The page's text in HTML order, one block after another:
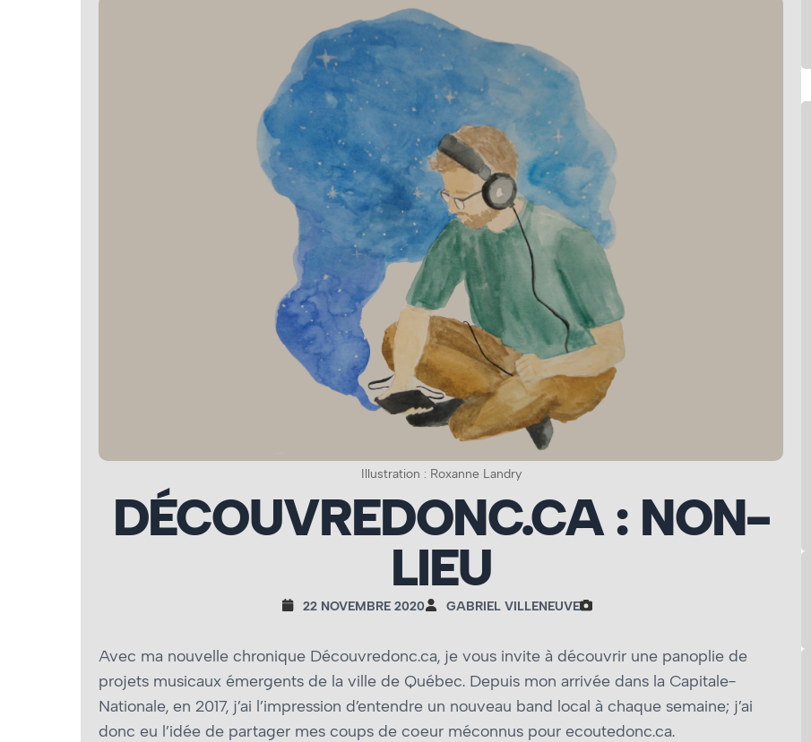
Illustration : Roxanne Landry
DÉCOUVREDONC.CA : NON-
LIEU
22 NOVEMBRE 2020 GABRIEL VILLENEUVE
Avec ma nouvelle chronique Découvredonc.ca, je vous invite à découvrir une panoplie de
projets musicaux émergents de la ville de Québec. Depuis mon arrivée dans la Capitale-
Nationale, en 2017, j’ai l’impression d’entendre un nouveau band local à chaque semaine; j’ai
donc eu l’idée de partager mes coups de cœur méconnus pour ecoutedonc.ca.